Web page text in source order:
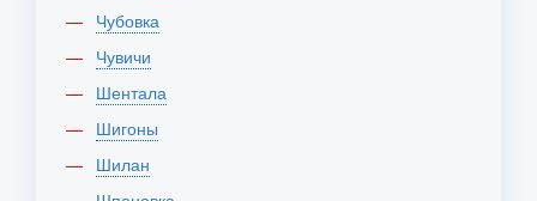
Чубовка
Чувичи
Шентала
Шигоны
Шилан